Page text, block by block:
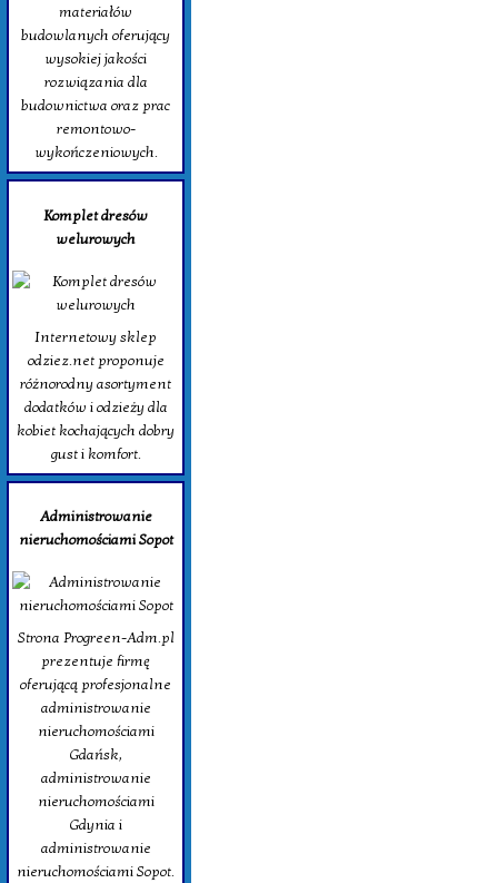
materiałów
budowlanych oferujący
wysokiej jakości
rozwiązania dla
budownictwa oraz prac
remontowo-
wykończeniowych.
Komplet dresów
welurowych
Internetowy sklep
odziez.net proponuje
różnorodny asortyment
dodatków i odzieży dla
kobiet kochających dobry
gust i komfort.
Administrowanie
nieruchomościami Sopot
Strona Progreen-Adm.pl
prezentuje firmę
oferującą profesjonalne
administrowanie
nieruchomościami
Gdańsk,
administrowanie
nieruchomościami
Gdynia i
administrowanie
nieruchomościami Sopot.